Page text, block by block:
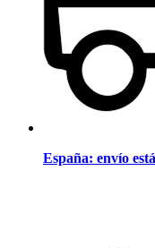
España: envío